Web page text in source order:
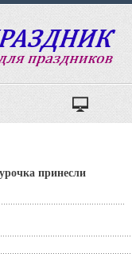
принесли